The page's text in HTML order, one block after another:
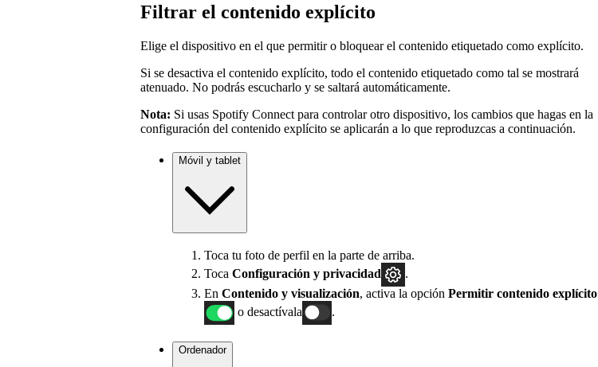
Filtrar el contenido explícito
Elige el dispositivo en el que permitir o bloquear el contenido etiquetado como explícito.
Si se desactiva el contenido explícito, todo el contenido etiquetado como tal se mostrará
atenuado. No podrás escucharlo y se saltará automáticamente.
Nota: Si usas Spotify Connect para controlar otro dispositivo, los cambios que hagas en la
configuración del contenido explícito se aplicarán a lo que reproduzcas a continuación.
Móvil y tablet
Toca tu foto de perfil en la parte de arriba.
Toca Configuración y privacidad
.
En Contenido y visualización, activa la opción Permitir contenido explícito
o desactívala
.
Ordenador